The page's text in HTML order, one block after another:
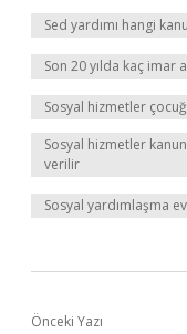
Sed yardımı hangi
Son 20 yılda kaç imar
Sosyal hizmetler
Sosyal hizmetler
verilir
Sosyal yardımlaşma
Önceki Yazı